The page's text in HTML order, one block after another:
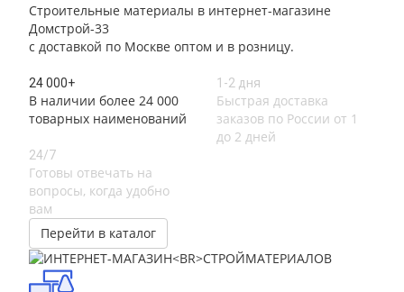
Строительные материалы в интернет-магазине
Домстрой-33
с доставкой по Москве оптом и в розницу.
24 000+
В наличии более 24 000
товарных наименований
1-2 дня
Быстрая доставка
заказов по России от 1
до 2 дней
24/7
Готовы отвечать на
вопросы, когда удобно
вам
Перейти в каталог